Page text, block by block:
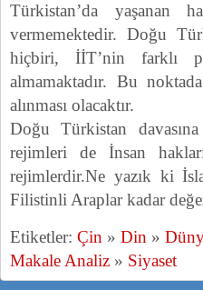
Türkistan’da
vermemektedir. Doğu
hiçbiri, İİT’nin farklı
almamaktadır. Bu
alınması olacaktır.
Doğu Türkistan
rejimleri de İnsan
rejimlerdir.Ne yazık ki
Filistinli Araplar kadar
Etiketler: Çin » Din »
Makale Analiz » Siyaset